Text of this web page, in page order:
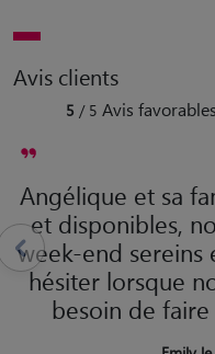
Avis clients
5 / 5 Avis favorables
Angélique et sa
et disponibles,
week-end sereins
hésiter lorsque
besoin de